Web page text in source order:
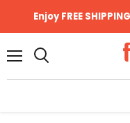
Enjoy FREE